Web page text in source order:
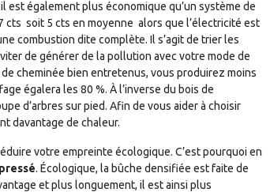
également plus économique qu’un système de
 soit 5 cts en moyenne  alors que l’électricité est
combustion dite complète. Il s’agit de trier les
de générer de la pollution avec votre mode de
cheminée bien entretenus, vous produirez moins
égalera les 80 %. À l’inverse du bois de
d’arbres sur pied. Afin de vous aider à choisir
davantage de chaleur.
votre empreinte écologique. C’est pourquoi en
. Écologique, la bûche densifiée est faite de
et plus longuement, il est ainsi plus